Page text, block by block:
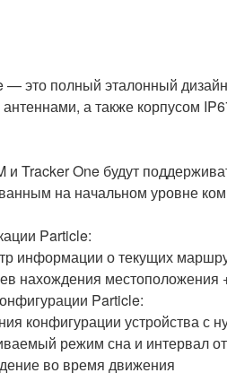
— это полный эталонный
а также корпусом
и Tracker One будут
на начальном уровне
Particle:
информации о текущих
нахождения местоположения
Particle:
конфигурации устройства с
режим сна и интервал
во время движения